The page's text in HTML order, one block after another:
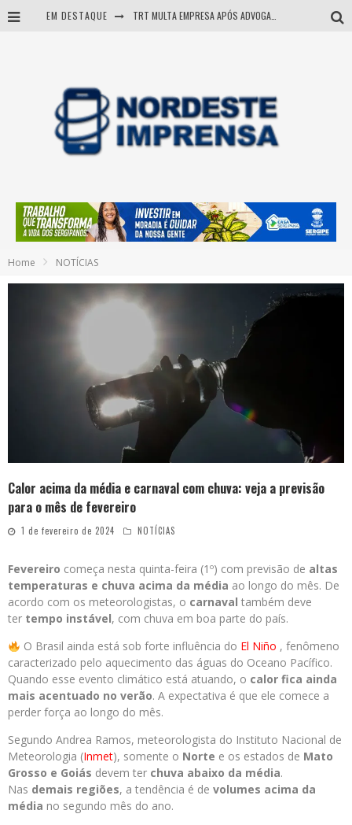
EM DESTAQUE TRT MULTA EMPRESA APÓS ADVOGADA USAR IA E INVENTAR PRECEDENTES JUDICIAIS
Mulher morre durante operação contra grupo investigado por roubo de cargas e tráfico de drogas em Sergipe
Home NOTÍCIAS
Calor acima da média e carnaval com chuva: veja a previsão
para o mês de fevereiro
1 de fevereiro de 2024 NOTÍCIAS
Fevereiro começa nesta quinta-feira (1º) com previsão de altas
temperaturas e chuva acima da média ao longo do mês. De
acordo com os meteorologistas, o carnaval também deve
ter tempo instável, com chuva em boa parte do país.
O Brasil ainda está sob forte influência do El Niño , fenômeno
caracterizado pelo aquecimento das águas do Oceano Pacífico.
Quando esse evento climático está atuando, o calor fica ainda
mais acentuado no verão. A expectativa é que ele comece a
perder força ao longo do mês.
Segundo Andrea Ramos, meteorologista do Instituto Nacional de
Meteorologia (Inmet), somente o Norte e os estados de Mato
Grosso e Goiás devem ter chuva abaixo da média.
Nas demais regiões, a tendência é de volumes acima da
média no segundo mês do ano.